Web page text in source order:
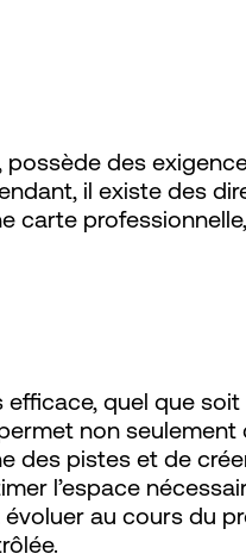
des
il existe des
carte
quel que
non seulement
des pistes et de
l’espace
au cours du